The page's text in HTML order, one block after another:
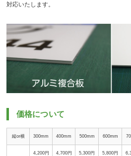
対応いたします。
価格について
縦or横 300mm 400mm 500mm 600mm
4,200円
4,700円
5,300円
5,800円